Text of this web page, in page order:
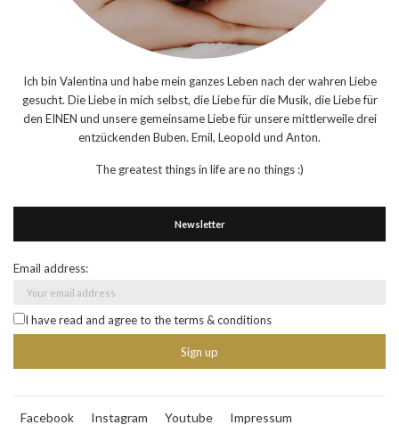
Ich bin Valentina und habe mein ganzes Leben nach der wahren Liebe
gesucht. Die Liebe in mich selbst, die Liebe für die Musik, die Liebe für
den EINEN und unsere gemeinsame Liebe für unsere mittlerweile drei
entzückenden Buben. Emil, Leopold und Anton.
The greatest things in life are no things :)
Newsletter
Email address:
I have read and agree to the terms & conditions
Facebook Instagram Youtube Impressum